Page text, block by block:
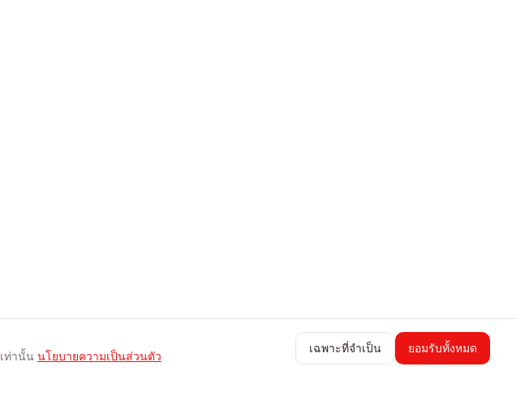
ท่านั้น นโยบายความเป็นส่วนตัว
เฉพาะที่จำเป็น ยอมรับทั้งหมด